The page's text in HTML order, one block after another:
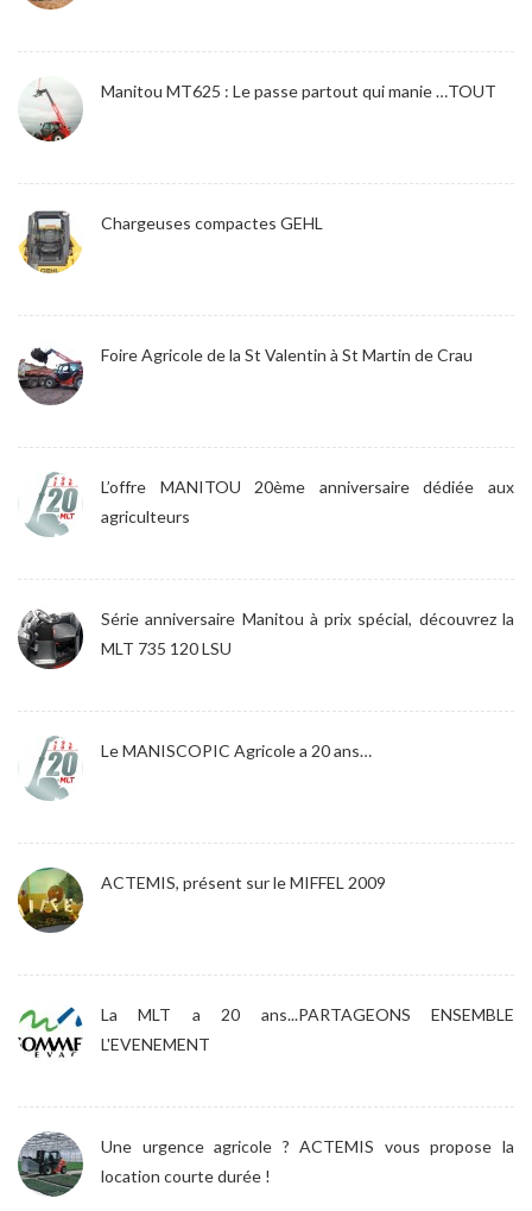
Manitou MT625 : Le passe partout qui manie …TOUT
Chargeuses compactes GEHL
Foire Agricole de la St Valentin à St Martin de Crau
L’offre MANITOU 20ème anniversaire dédiée aux
agriculteurs
Série anniversaire Manitou à prix spécial, découvrez la
MLT 735 120 LSU
Le MANISCOPIC Agricole a 20 ans…
ACTEMIS, présent sur le MIFFEL 2009
La MLT a 20 ans...PARTAGEONS ENSEMBLE
L'EVENEMENT
Une urgence agricole ? ACTEMIS vous propose la
location courte durée !